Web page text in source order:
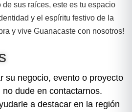
sus raíces, este es tu espacio
y el espíritu festivo de la
y vive Guanacaste con nosotros!
su negocio, evento o proyecto
no dude en contactarnos.
a destacar en la región